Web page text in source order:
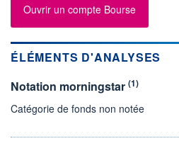
Ouvrir un compte Bourse
ÉLÉMENTS D'ANALYSES
Notation morningstar (1)
Catégorie de fonds non notée